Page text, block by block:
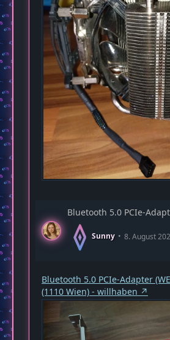
Bluetooth 5.0 PCIe-
Sunny 8. August
Bluetooth 5.0 PCIe-Adapter
(1110 Wien) - willhaben